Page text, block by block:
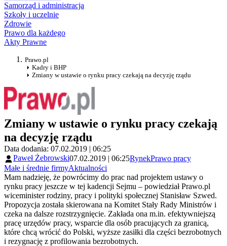
Samorząd i administracja
Szkoły i uczelnie
Zdrowie
Prawo dla każdego
Akty Prawne
Prawo.pl
Kadry i BHP
Zmiany w ustawie o rynku pracy czekają na decyzję rządu
Zmiany w ustawie o rynku pracy czekają
na decyzję rządu
Data dodania: 07.02.2019 | 06:25
Paweł Żebrowski07.02.2019 | 06:25RynekPrawo pracy
Małe i średnie firmyAktualności
Mam nadzieję, że powrócimy do prac nad projektem ustawy o
rynku pracy jeszcze w tej kadencji Sejmu – powiedział Prawo.pl
wiceminister rodziny, pracy i polityki społecznej Stanisław Szwed.
Propozycja została skierowana na Komitet Stały Rady Ministrów i
czeka na dalsze rozstrzygnięcie. Zakłada ona m.in. efektywniejszą
pracę urzędów pracy, wsparcie dla osób pracujących za granicą,
które chcą wrócić do Polski, wyższe zasiłki dla części bezrobotnych
i rezygnację z profilowania bezrobotnych.